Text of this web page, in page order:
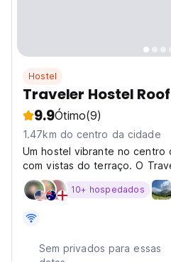
Hostel
Traveler Hostel
9.9Ótimo(9)
1.47km do centro da cidade
Um hostel vibrante no centro
com vistas do terraço. O
para viajantes econômicos
experiência social albanesa.
10+ hospedados
Sem privados para essas